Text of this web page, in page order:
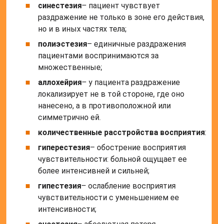
синестезия– пациент чувствует
раздражение не только в зоне его действия,
но и в иных частях тела;
полиэстезия– единичные раздражения
пациентами воспринимаются за
множественные;
аллохейрия– у пациента раздражение
локализирует не в той стороне, где оно
нанесено, а в противоположной или
симметрично ей.
количественные расстройства восприятия:
гиперестезия– обострение восприятия
чувствительности: больной ощущает ее
более интенсивней и сильней;
гипестезия– ослабление восприятия
чувствительности с уменьшением ее
интенсивности;